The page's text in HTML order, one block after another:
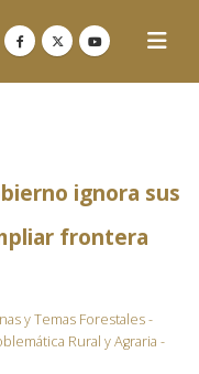
ignora sus
frontera
y Temas Forestales -
Rural y Agraria -